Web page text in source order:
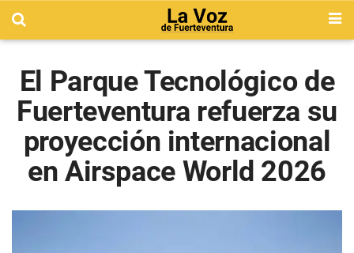
El Parque Tecnológico de
Fuerteventura refuerza su
proyección internacional
en Airspace World 2026